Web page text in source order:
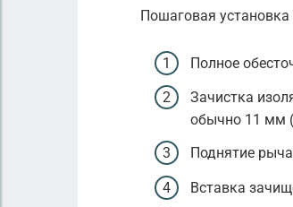
Пошаговая
Полное
Зачистка
обычно 11 мм
Поднятие
Вставка